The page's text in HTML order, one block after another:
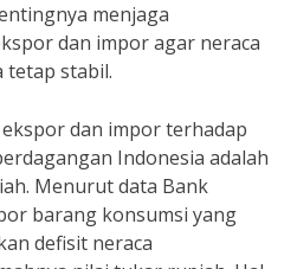
menjaga
dan impor agar neraca
tetap stabil.
dan impor terhadap
Indonesia adalah
Menurut data Bank
barang konsumsi yang
defisit neraca